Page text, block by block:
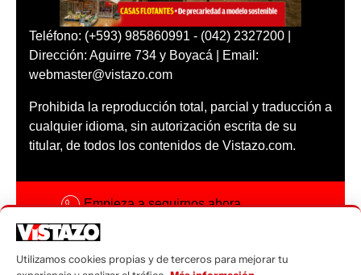
Teléfono: (+593) 985860991 - (042) 2327200 |
Dirección: Aguirre 734 y Boyacá | Email:
webmaster@vistazo.com
Prohibida la reproducción total, parcial y traducción a
cualquier idioma, sin autorización escrita de su
titular, de todos los contenidos de Vistazo.com.
Empieza a seguirnos ahora
Código ética
Utilizamos cookies propias y de terceros para mejorar tu